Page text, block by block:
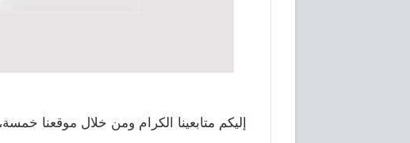
إليكم متابعينا الكرام ومن خلال موقعنا